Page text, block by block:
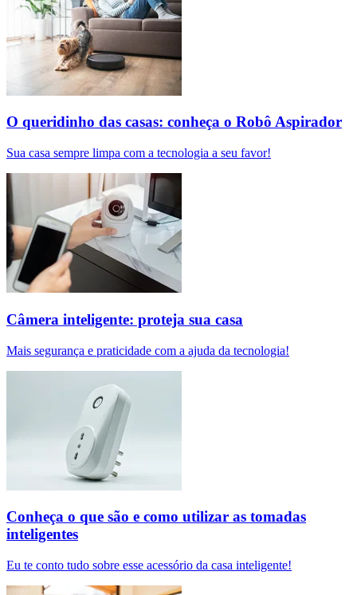
O queridinho das casas: conheça o Robô Aspirador
Sua casa sempre limpa com a tecnologia a seu favor!
Câmera inteligente: proteja sua casa
Mais segurança e praticidade com a ajuda da tecnologia!
Conheça o que são e como utilizar as tomadas
inteligentes
Eu te conto tudo sobre esse acessório da casa inteligente!